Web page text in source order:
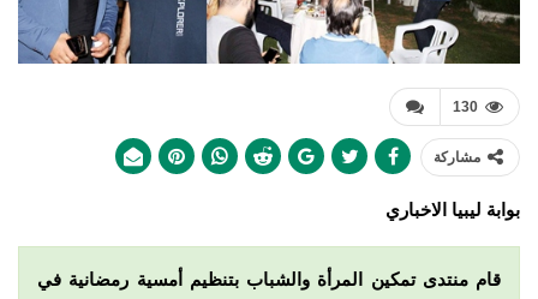
130
مشاركة
بوابة ليبيا الاخباري
قام منتدى تمكين المرأة والشباب بتنظيم أمسية رمضانية في